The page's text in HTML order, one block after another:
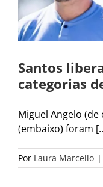
Santos
categorias
Miguel Angelo (de
(embaixo) foram
Por Laura Marcello |